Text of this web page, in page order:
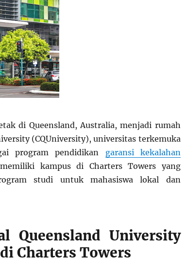
di Queensland, Australia, menjadi rumah
(CQUniversity), universitas terkemuka
program pendidikan garansi kekalahan
kampus di Charters Towers yang
studi untuk mahasiswa lokal dan
Queensland University
Charters Towers